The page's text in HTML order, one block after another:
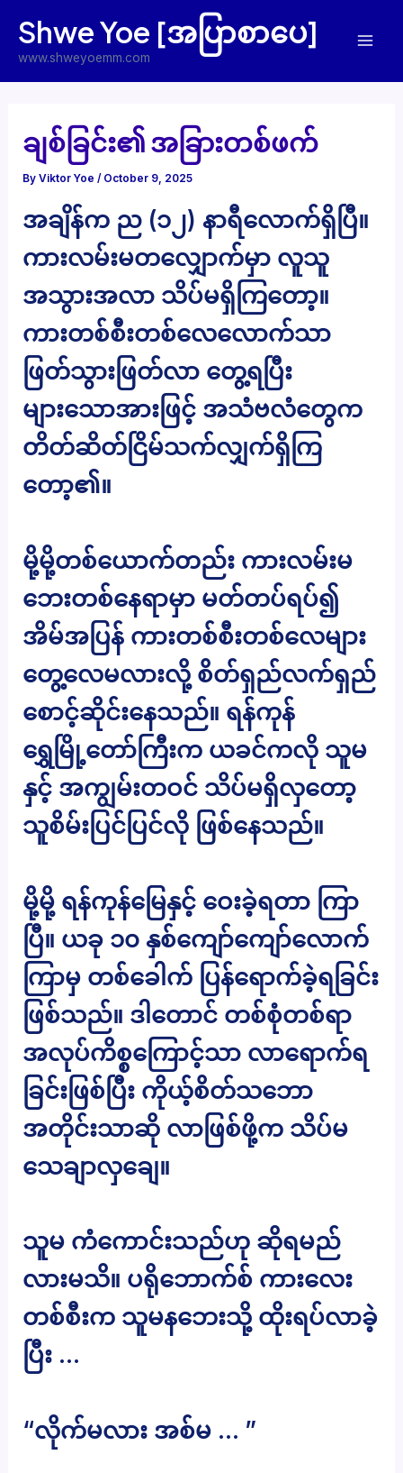
content
Shwe Yoe [အပြာစာပေ]
www.shweyoemm.com
ချစ်ခြင်း၏ အခြားတစ်ဖက်
ByViktor Yoe/ October 9, 2025
အချိန်က ည (၁၂) နာရီလောက်ရှိပြီ။
ကားလမ်းမတလျှောက်မှာ လူသူ
အသွားအလာ သိပ်မရှိကြတော့။
ကားတစ်စီးတစ်လေလောက်သာ
ဖြတ်သွားဖြတ်လာ တွေ့ရပြီး
များသောအားဖြင့် အသံဗလံတွေက
တိတ်ဆိတ်ငြိမ်သက်လျှက်ရှိကြ
တော့၏။
မို့မို့တစ်ယောက်တည်း ကားလမ်းမ
ဘေးတစ်နေရာမှာ မတ်တပ်ရပ်၍
အိမ်အပြန် ကားတစ်စီးတစ်လေများ
တွေ့လေမလားလို့ စိတ်ရှည်လက်ရှည်
စောင့်ဆိုင်းနေသည်။ ရန်ကုန်
ရွှေမြို့တော်ကြီးက ယခင်ကလို သူမ
နှင့် အကျွမ်းတဝင် သိပ်မရှိလှတော့
သူစိမ်းပြင်ပြင်လို ဖြစ်နေသည်။
မို့မို့ ရန်ကုန်မြေနှင့် ဝေးခဲ့ရတာ ကြာ
ပြီ။ ယခု ၁၀ နှစ်ကျော်ကျော်လောက်
ကြာမှ တစ်ခေါက် ပြန်ရောက်ခဲ့ရခြင်း
ဖြစ်သည်။ ဒါတောင် တစ်စုံတစ်ရာ
အလုပ်ကိစ္စကြောင့်သာ လာရောက်ရ
ခြင်းဖြစ်ပြီး ကိုယ့်စိတ်သဘော
အတိုင်းသာဆို လာဖြစ်ဖို့က သိပ်မ
သေချာလှချေ။
သူမ ကံကောင်းသည်ဟု ဆိုရမည်
လားမသိ။ ပရိုဘောက်စ် ကားလေး
တစ်စီးက သူမနဘေးသို့ ထိုးရပ်လာခဲ့
ပြီး …
“လိုက်မလား အစ်မ … ”